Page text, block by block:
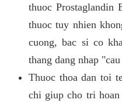
thuoc Prostaglandin
thuoc tuy nhien
cuong, bac si co
thang dang nhap
Thuoc thoa dan toi
chi giup cho tri